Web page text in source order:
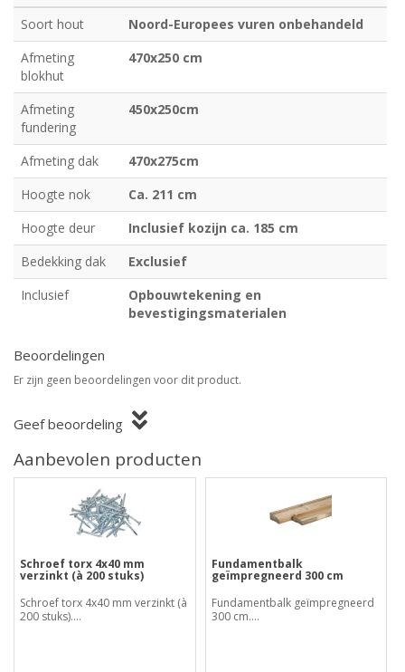
Soort hout
Noord-Europees vuren onbehandeld
Afmeting
blokhut
470x250 cm
Afmeting
fundering
450x250cm
Afmeting dak
470x275cm
Hoogte nok
Ca. 211 cm
Hoogte deur
Inclusief kozijn ca. 185 cm
Bedekking dak
Exclusief
Inclusief
Opbouwtekening en
bevestigingsmaterialen
Beoordelingen
Er zijn geen beoordelingen voor dit product.
Geef beoordeling
Aanbevolen producten
Schroef torx 4x40 mm
verzinkt (à 200 stuks)
Schroef torx 4x40 mm verzinkt (à
200 stuks)....
Fundamentbalk
geïmpregneerd 300 cm
Fundamentbalk geïmpregneerd
300 cm....